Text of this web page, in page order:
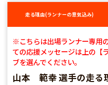
走る理由(ランナーの意気込み)
※こちらは出場ランナー専用
ての応援メッセージは上の【
ブを選んでください。
山本 範幸 選手の走る